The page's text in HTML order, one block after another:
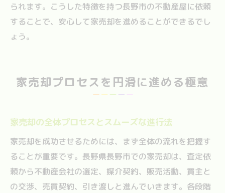
られます。こうした特徴を持つ長野市の不動産屋に依頼
することで、安心して家売却を進めることができるでし
ょう。
家売却プロセスを円滑に進める極意
家売却の全体プロセスとスムーズな進行法
家売却を成功させるためには、まず全体の流れを把握す
ることが重要です。長野県長野市での家売却は、査定依
頼から不動産会社の選定、媒介契約、販売活動、買主と
の交渉、売買契約、引き渡しと進んでいきます。各段階